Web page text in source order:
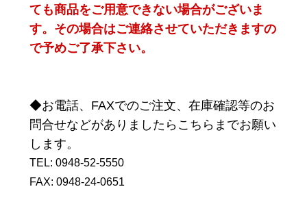
ても商品をご用意できない場合がございま
す。その場合はご連絡させていただきますの
で予めご了承下さい。
◆お電話、FAXでのご注文、在庫確認等のお
問合せなどがありましたらこちらまでお願い
します。
TEL: 0948-52-5550
FAX: 0948-24-0651